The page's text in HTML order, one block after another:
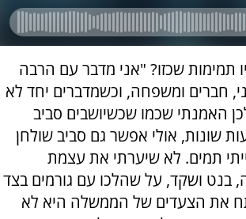
תמימות שכזו? "אני מדבר עם הרבה
חברים ומשפחה, וכשמדברים יחד לא
האמנתי שכמו שכשיושבים סביב
שונות, אולי אפשר גם סביב שולחן
תמים. לא שיערתי את עצמת
בנט ושקד, על שהלכו עם גורמים בצד
את הצעדים של הממשלה היא לא